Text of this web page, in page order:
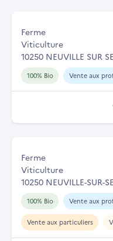
Ferme
Viticulture
10250 NEUVILLE SUR
100% Bio Vente aux
Ferme
Viticulture
10250 NEUVILLE-SUR-
100% Bio Vente aux
Vente aux particuliers